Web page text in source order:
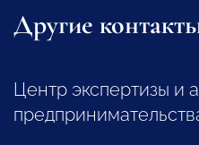
Другие
Центр экспертизы и